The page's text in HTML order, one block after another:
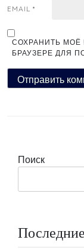
EMAIL *
СОХРАНИТЬ МОЁ
БРАУЗЕРЕ ДЛЯ
Поиск